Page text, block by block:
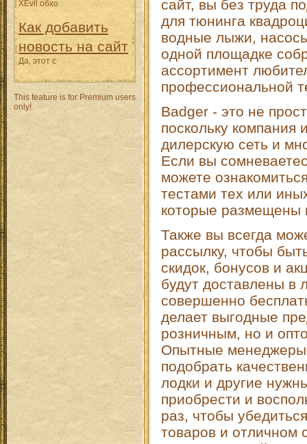
XEvil обхо
Как добавить
новость на сайт
Да, этот с
This feature is for Premium users
only!
сайт, вы без труда
для тюнинга
водные лыжи,
одной площадке
ассортимент
профессиональной
Badger - это не
поскольку компания
дилерскую сеть и
Если вы
можете
тестами тех или
которые размещены
Также вы всегда
рассылку, чтобы
скидок, бонусов и
будут доставлены в
совершенно
делает выгодные
розничным, но и
Опытные менеджеры
подобрать
лодки и другие
приобрести и
раз, чтобы
товаров и отличном